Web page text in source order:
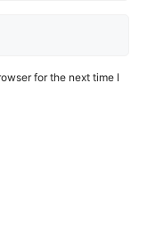
for the next time I